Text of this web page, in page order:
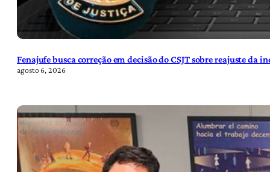
Fenajufe busca correção em decisão do CSJT sobre reajuste da
agosto 6, 2026